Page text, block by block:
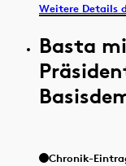
Weitere Details
Basta
Chronik-